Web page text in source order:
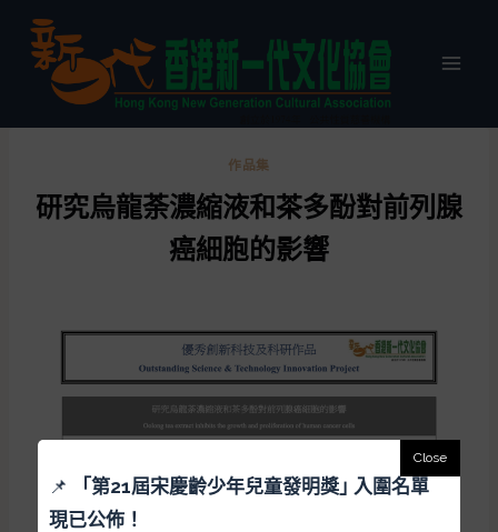
作品集
研究烏龍荼濃縮液和茶多酚對前列腺
癌細胞的影響
📌 「第21屆宋慶齡少年兒童發明獎｣ 入圍名單
現已公佈！